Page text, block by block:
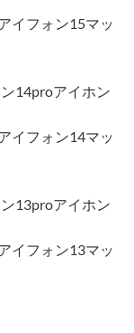
イフォン15マッ
14proアイホン
イフォン14マッ
13proアイホン
イフォン13マッ